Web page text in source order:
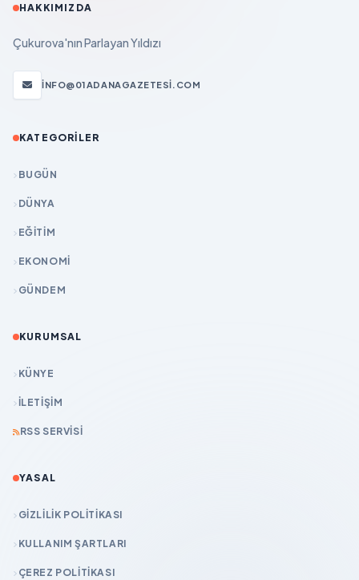
HAKKIMIZDA
Çukurova'nın Parlayan Yıldızı
INFO@01ADANAGAZETESI.COM
KATEGORILER
BUGÜN
DÜNYA
EĞİTİM
EKONOMİ
GÜNDEM
KURUMSAL
KÜNYE
İLETIŞIM
RSS SERVISI
YASAL
GIZLILIK POLITIKASI
KULLANIM ŞARTLARI
ÇEREZ POLITIKASI